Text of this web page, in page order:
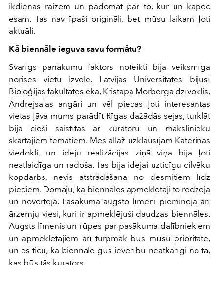
ikdienas raizēm un padomāt par to, kur un kāpēc
esam. Tas nav īpaši oriģināli, bet mūsu laikam ļoti
aktuāli.
Kā biennāle ieguva savu formātu?
Svarīgs panākumu faktors noteikti bija veiksmīga
norises vietu izvēle. Latvijas Universitātes bijusī
Bioloģijas fakultātes ēka, Kristapa Morberga dzīvoklis,
Andrejsalas angāri un vēl piecas ļoti interesantas
vietas ļāva mums parādīt Rīgas dažādās sejas, turklāt
bija cieši saistītas ar kuratoru un mākslinieku
skartajiem tematiem. Mēs allaž uzklausījām Katerinas
viedokli, un ideju realizācijas ziņā viņa bija ļoti
neatlaidīga un radoša. Tas bija idejai uzticīgu cilvēku
kopdarbs, nevis atstrādāšana no desmitiem līdz
pieciem. Domāju, ka biennāles apmeklētāji to redzēja
un novērtēja. Pasākuma augsto līmeni pieminēja arī
ārzemju viesi, kuri ir apmeklējuši daudzas biennāles.
Augsts līmenis un rūpes par pasākuma dalībniekiem
un apmeklētājiem arī turpmāk būs mūsu prioritāte,
un es ticu, ka biennāle gūs ievērību neatkarīgi no tā,
kas būs tās kurators.